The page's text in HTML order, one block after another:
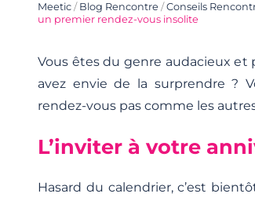
Meetic / Blog Rencontre /Conseils
un premier rendez-vous insolite
Vous êtes du genre audacieux et
avez envie de la surprendre ?
rendez-vous pas comme les
L’inviter à votre
Hasard du calendrier, c’est